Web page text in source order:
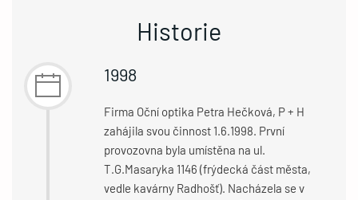
Historie
1998
Firma Oční optika Petra Hečková, P + H
zahájila svou činnost 1.6.1998. První
provozovna byla umístěna na ul.
T.G.Masaryka 1146 (frýdecká část města,
vedle kavárny Radhošť). Nacházela se v